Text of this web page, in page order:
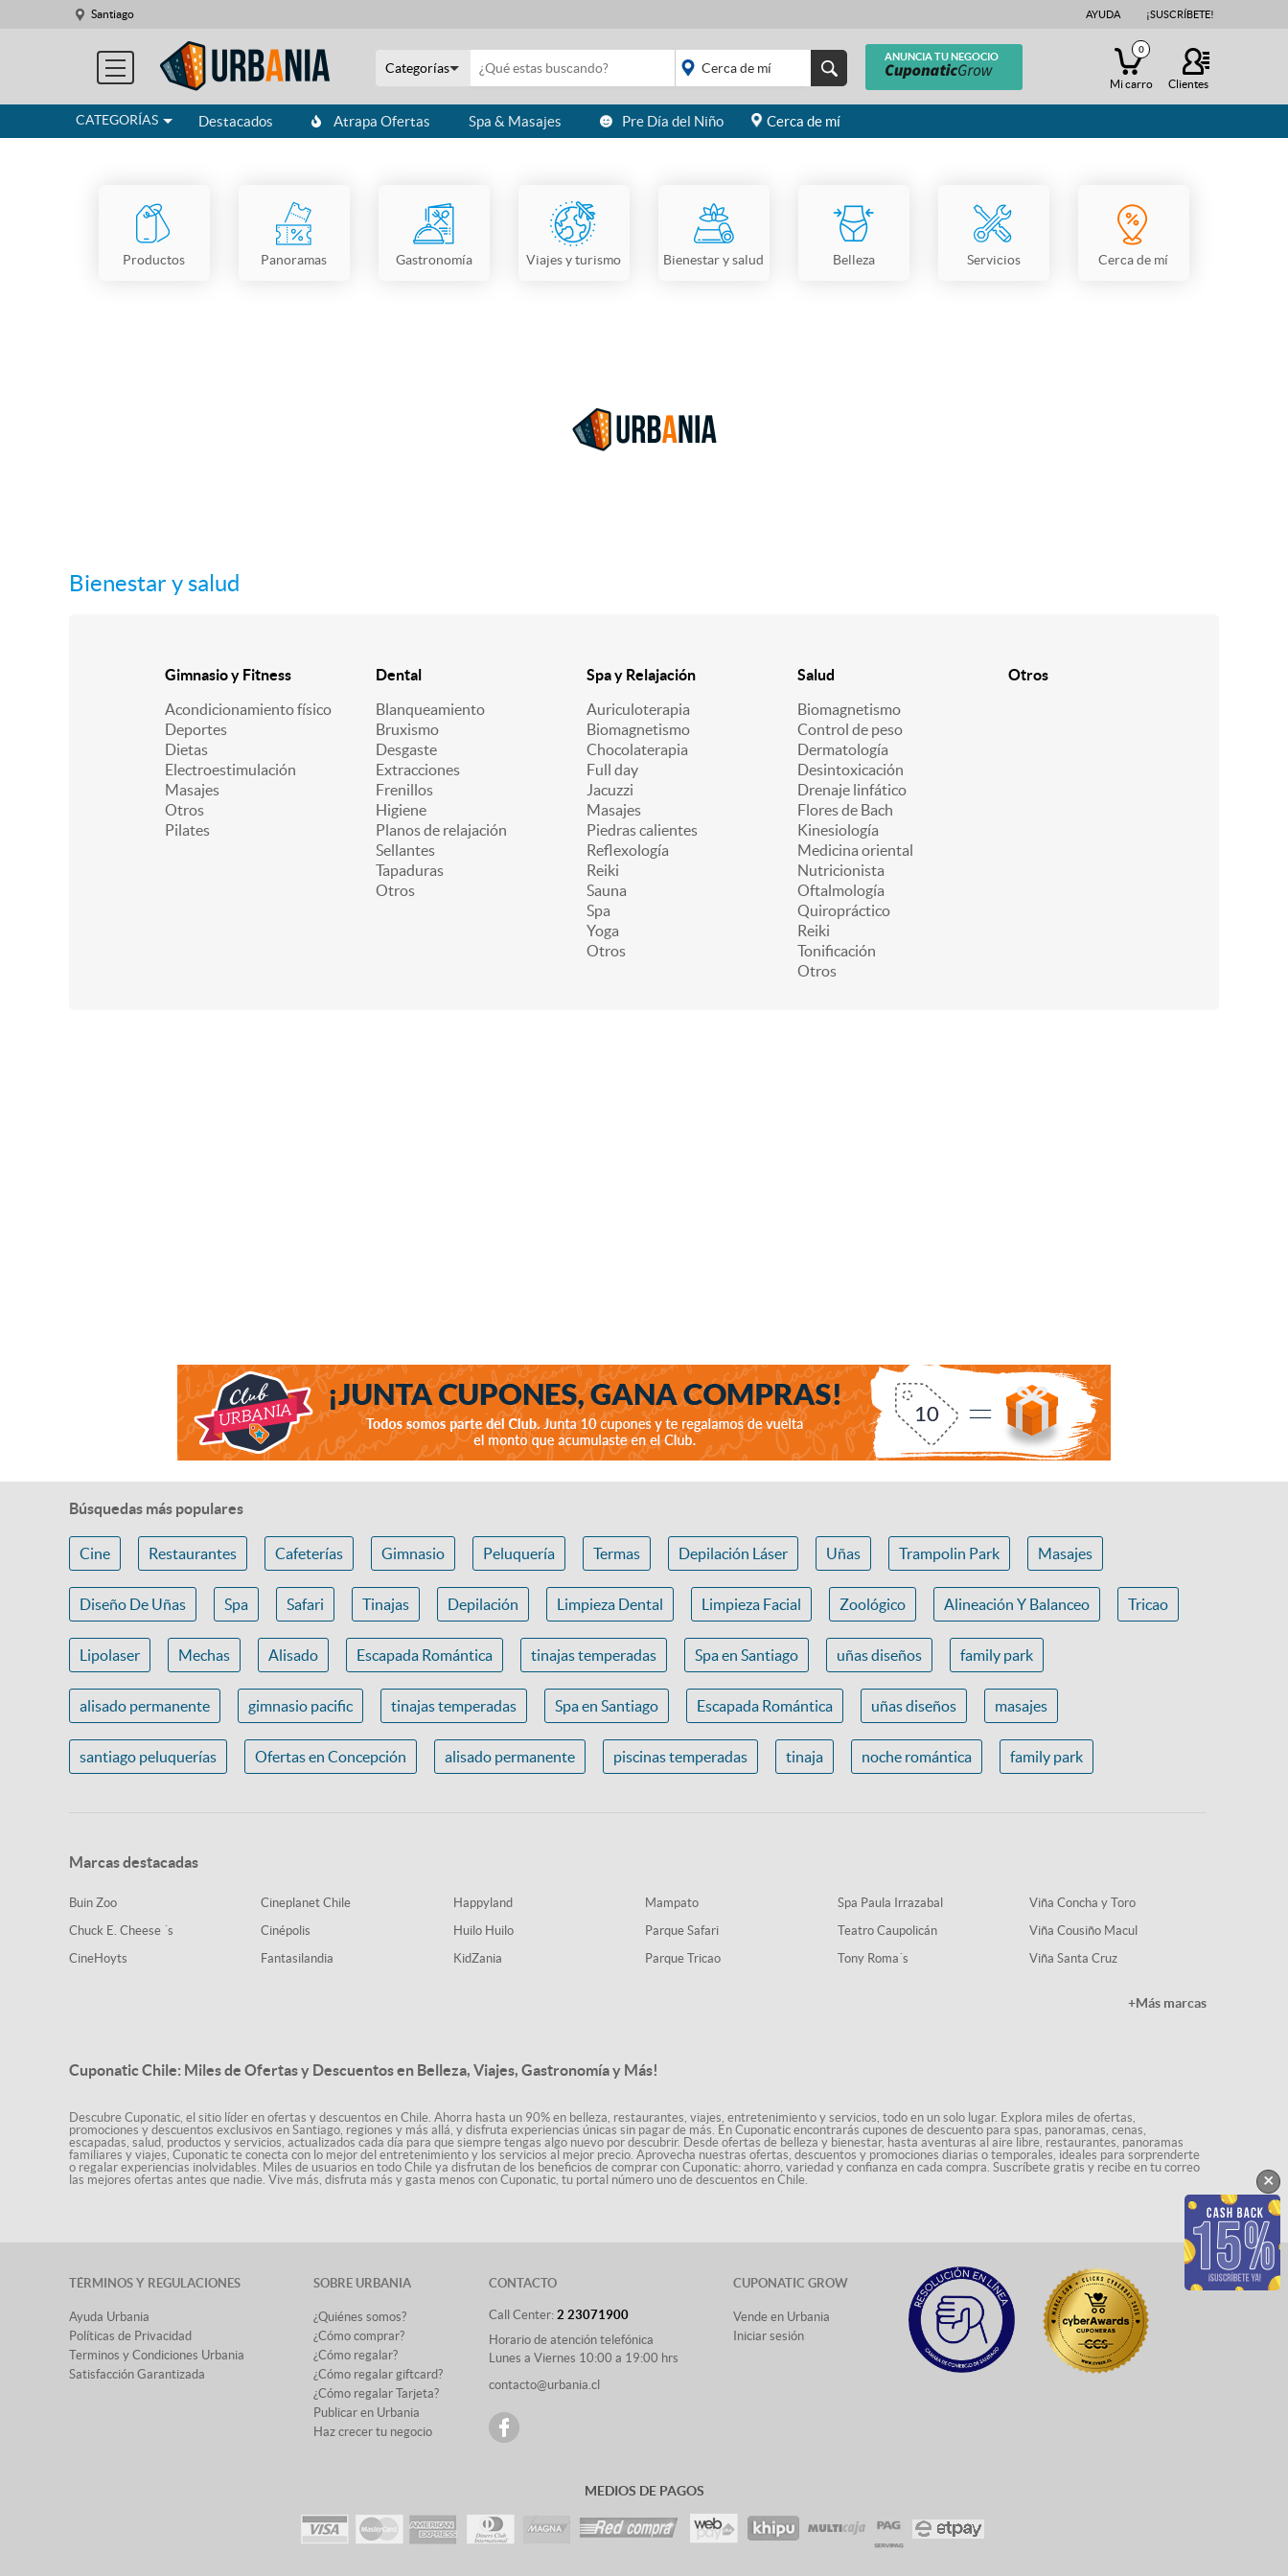
Santiago AYUDA ¡SUSCRÍBETE!
CATEGORÍAS
ANUNCIA TU NEGOCIO
Clientes
Categorías
placeholder="Todo el
0
Mi carro
Destacados Atrapa Ofertas Spa & Masajes Pre Día del Niño Cerca de mí
Productos Panoramas Gastronomía Viajes y turismo Bienestar y salud Belleza Servicios Cerca de mí
Bienestar y salud
Gimnasio y Fitness
Acondicionamiento físico
Deportes
Dietas
Electroestimulación
Masajes
Otros
Pilates
Dental
Blanqueamiento
Bruxismo
Desgaste
Extracciones
Frenillos
Higiene
Planos de relajación
Sellantes
Tapaduras
Otros
Spa y Relajación
Auriculoterapia
Biomagnetismo
Chocolaterapia
Full day
Jacuzzi
Masajes
Piedras calientes
Reflexología
Reiki
Sauna
Spa
Yoga
Otros
Salud
Biomagnetismo
Control de peso
Dermatología
Desintoxicación
Drenaje linfático
Flores de Bach
Kinesiología
Medicina oriental
Nutricionista
Oftalmología
Quiropráctico
Reiki
Tonificación
Otros
Otros
Búsquedas más populares
Cine Restaurantes Cafeterías Gimnasio Peluquería Termas Depilación Láser Uñas Trampolin Park Masajes
Diseño De Uñas Spa Safari Tinajas Depilación Limpieza Dental Limpieza Facial Zoológico Alineación Y Balanceo Tricao
Lipolaser Mechas Alisado Escapada Romántica tinajas temperadas Spa en Santiago uñas diseños family park
alisado permanente gimnasio pacific tinajas temperadas Spa en Santiago Escapada Romántica uñas diseños masajes
santiago peluquerías Ofertas en Concepción alisado permanente piscinas temperadas tinaja noche romántica family park
Marcas destacadas
Buin Zoo
Chuck E. Cheese ´s
CineHoyts
Cineplanet Chile
Cinépolis
Fantasilandia
Happyland
Huilo Huilo
KidZania
Mampato
Parque Safari
Parque Tricao
Spa Paula Irrazabal
Teatro Caupolicán
Tony Roma´s
Viña Concha y Toro
Viña Cousiño Macul
Viña Santa Cruz
+Más marcas
Cuponatic Chile: Miles de Ofertas y Descuentos en Belleza, Viajes, Gastronomía y Más!
Descubre Cuponatic, el sitio líder en ofertas y descuentos en Chile. Ahorra hasta un 90% en belleza, restaurantes, viajes, entretenimiento y servicios, todo en un solo lugar. Explora miles de ofertas,
promociones y descuentos exclusivos en Santiago, regiones y más allá, y disfruta experiencias únicas sin pagar de más. En Cuponatic encontrarás cupones de descuento para spas, panoramas, cenas,
escapadas, salud, productos y servicios, actualizados cada día para que siempre tengas algo nuevo por descubrir. Desde ofertas de belleza y bienestar, hasta aventuras al aire libre, restaurantes, panoramas
familiares y viajes, Cuponatic te conecta con lo mejor del entretenimiento y los servicios al mejor precio. Aprovecha nuestras ofertas, descuentos y promociones diarias o temporales, ideales para sorprenderte
o regalar experiencias inolvidables. Miles de usuarios en todo Chile ya disfrutan de los beneficios de comprar con Cuponatic: ahorro, variedad y confianza en cada compra. Suscríbete gratis y recibe en tu correo
las mejores ofertas antes que nadie. Vive más, disfruta más y gasta menos con Cuponatic, tu portal número uno de descuentos en Chile.
TÉRMINOS Y REGULACIONES
Ayuda Urbania
Políticas de Privacidad
Terminos y Condiciones Urbania
Satisfacción Garantizada
SOBRE URBANIA
¿Quiénes somos?
¿Cómo comprar?
¿Cómo regalar?
¿Cómo regalar giftcard?
¿Cómo regalar Tarjeta?
Publicar en Urbania
Haz crecer tu negocio
CONTACTO
Call Center: 2 23071900
Horario de atención telefónica
Lunes a Viernes 10:00 a 19:00 hrs
contacto@urbania.cl
CUPONATIC GROW
Vende en Urbania
Iniciar sesión
MEDIOS DE PAGOS
×